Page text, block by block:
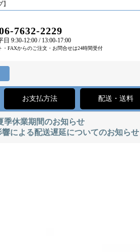
7632-2229
9:30-12:00 / 13:00-17:00
・FAXからのご注文・お問合せは24時間受付
お支払方法 配送・送料
季休業期間のお知らせ
響による配送遅延についてのお知らせ